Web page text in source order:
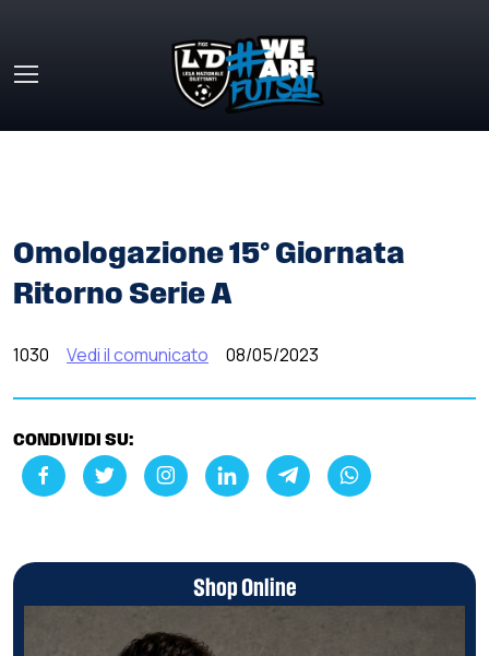
Omologazione 15° Giornata
Ritorno Serie A
1030 Vedi il comunicato 08/05/2023
CONDIVIDI SU:
Shop Online